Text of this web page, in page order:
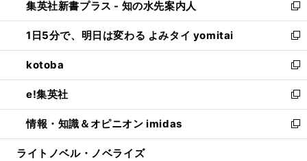
く
ド
ウ
で
開
く
ィ
ン
ド
ウ
で
開
く
い
ウ
ィ
ン
ド
ウ
で
開
く
集英社新書プラス - 知の水先案内人
新
し
い
ウ
ィ
ン
ド
ウ
で
開
1日5分で、明日は変わる よみタイ yomitai
新
し
い
ウ
ィ
ン
ド
ウ
kotoba
新
し
い
ウ
ィ
ン
e!集英社
新
し
い
ウ
情報・知識＆オピニオン imidas
新
し
ライトノベル・ノベライズ